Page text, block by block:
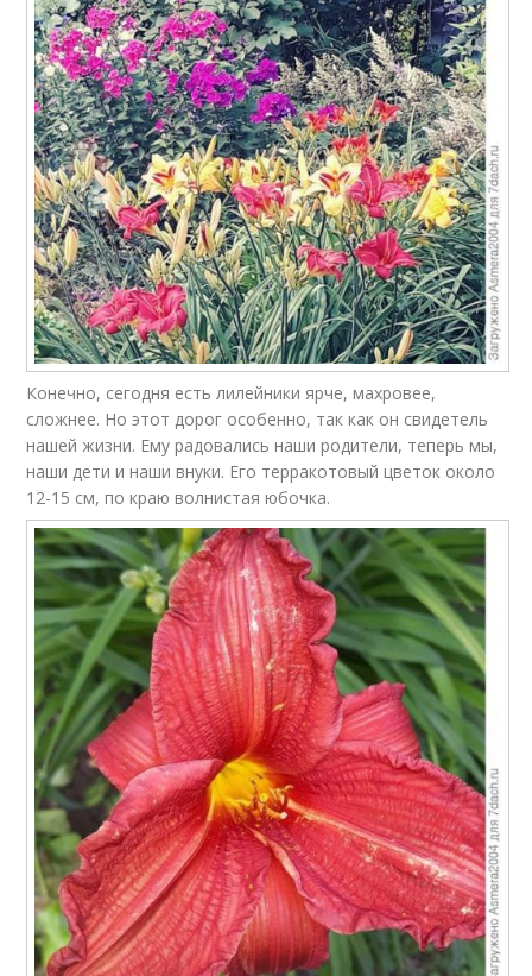
Конечно, сегодня есть лилейники ярче, махровее,
сложнее. Но этот дорог особенно, так как он свидетель
нашей жизни. Ему радовались наши родители, теперь мы,
наши дети и наши внуки. Его терракотовый цветок около
12-15 см, по краю волнистая юбочка.